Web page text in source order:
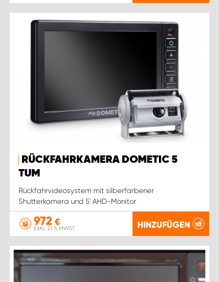
RÜCKFAHRKAMERA DOMETIC 5
TUM
Rückfahrvideosystem mit silberfarbener
Shutterkamera und 5' AHD-Monitor
972 €
EXKL. 21 % MWST. HINZUFÜGEN